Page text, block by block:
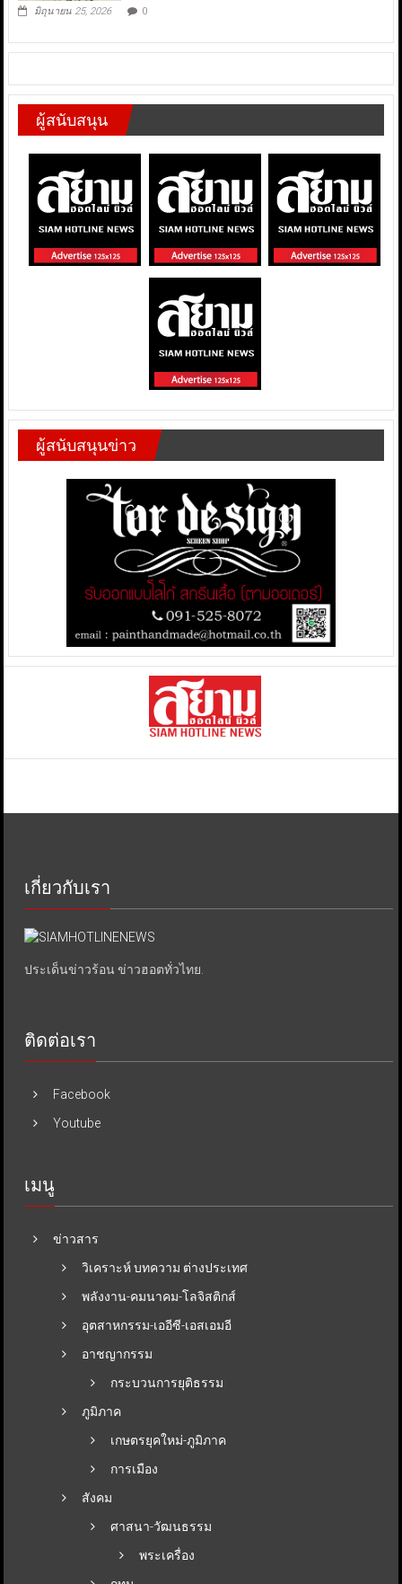
มิถุนายน 25, 2026 0
ผู้สนับสนุน
ผู้สนับสนุนข่าว
เกี่ยวกับเรา
ประเด็นข่าวร้อน ข่าวฮอตทั่วไทย.
ติดต่อเรา
Facebook
Youtube
เมนู
ข่าวสาร
วิเคราะห์ บทความ ต่างประเทศ
พลังงาน-คมนาคม-โลจิสติกส์
อุตสาหกรรม-เออีซี-เอสเอมอี
อาชญากรรม
กระบวนการยุติธรรม
ภูมิภาค
เกษตรยุคใหม่-ภูมิภาค
การเมือง
สังคม
ศาสนา-วัฒนธรรม
พระเครื่อง